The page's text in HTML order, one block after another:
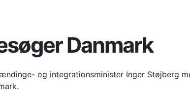
Danmark
og integrationsminister Inger Støjberg